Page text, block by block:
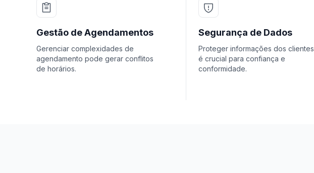
Gestão de Agendamentos
Gerenciar complexidades de
agendamento pode gerar conflitos
de horários.
Segurança de Dados
Proteger informações dos clientes
é crucial para confiança e
conformidade.